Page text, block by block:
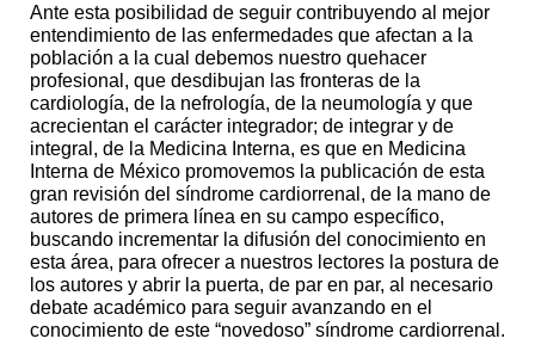
Ante esta posibilidad de seguir contribuyendo al mejor
entendimiento de las enfermedades que afectan a la
población a la cual debemos nuestro quehacer
profesional, que desdibujan las fronteras de la
cardiología, de la nefrología, de la neumología y que
acrecientan el carácter integrador; de integrar y de
integral, de la Medicina Interna, es que en Medicina
Interna de México promovemos la publicación de esta
gran revisión del síndrome cardiorrenal, de la mano de
autores de primera línea en su campo específico,
buscando incrementar la difusión del conocimiento en
esta área, para ofrecer a nuestros lectores la postura de
los autores y abrir la puerta, de par en par, al necesario
debate académico para seguir avanzando en el
conocimiento de este “novedoso” síndrome cardiorrenal.